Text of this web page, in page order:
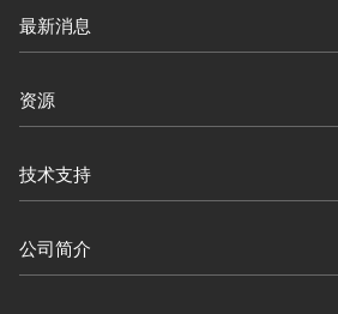
最新消息
资源
技术支持
公司简介